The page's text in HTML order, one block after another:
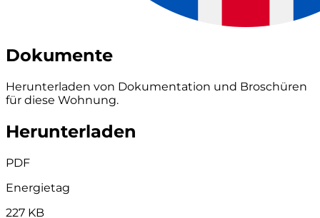
Dokumente
Herunterladen von Dokumentation und Broschüren
für diese Wohnung.
Herunterladen
PDF
Energietag
227 KB